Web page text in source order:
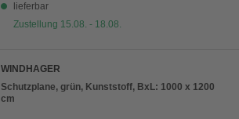
lieferbar
Zustellung 15.08. - 18.08.
WINDHAGER
Schutzplane, grün, Kunststoff, BxL: 1000 x 1200
cm